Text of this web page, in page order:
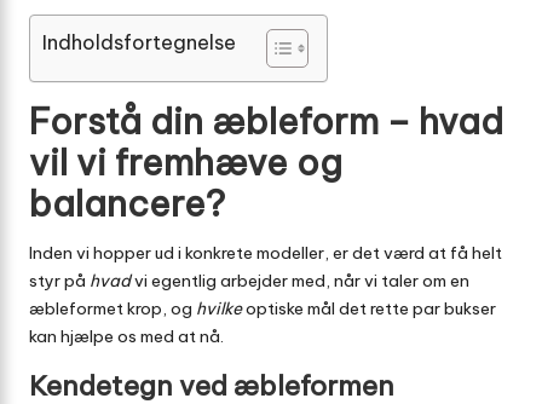
Indholdsfortegnelse
Forstå din æbleform – hvad
vil vi fremhæve og
balancere?
Inden vi hopper ud i konkrete modeller, er det værd at få helt
styr på hvadvi egentlig arbejder med, når vi taler om en
æbleformet krop, og hvilkeoptiske mål det rette par bukser
kan hjælpe os med at nå.
Kendetegn ved æbleformen